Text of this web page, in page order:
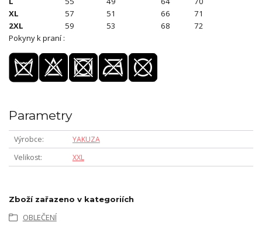
XL
57 51 66
71
2XL
59 53 68
72
Pokyny k praní :
Parametry
Výrobce
YAKUZA
Velikost
XXL
Zboží zařazeno v kategoriích
OBLEČENÍ